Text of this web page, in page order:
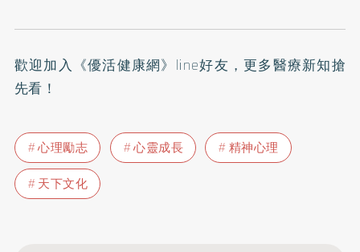
歡迎加入 《優活健康網》line好友 ，更多醫療新知搶
先看！
心理勵志 心靈成長
精神心理
天下文化